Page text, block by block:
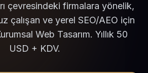
çevresindeki firmalara yönelik,
çalışan ve yerel SEO/AEO için
Web Tasarım. Yıllık 50
USD + KDV.